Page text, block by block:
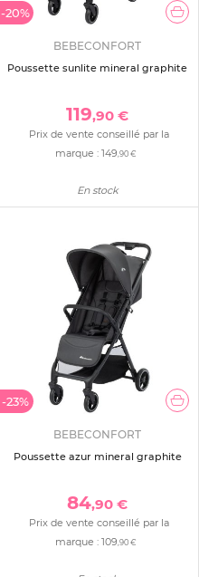
-20%
BEBECONFORT
Poussette sunlite mineral graphite
119,90 €
Prix de vente conseillé par la
marque : 149 ,90 €
En stock
-23%
BEBECONFORT
Poussette azur mineral graphite
84,90 €
Prix de vente conseillé par la
marque : 109 ,90 €